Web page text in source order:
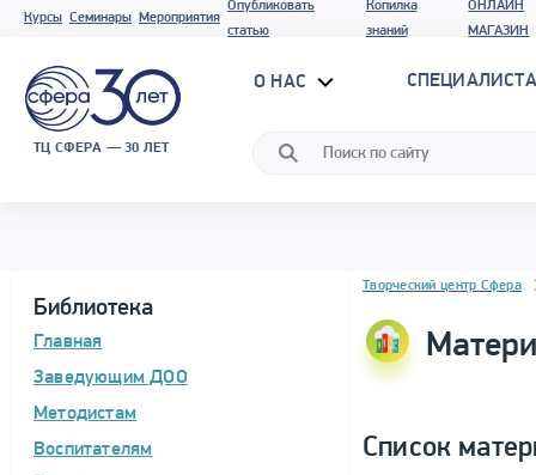
Курсы Семинары Мероприятия
Опубликовать
статью
Копилка
знаний
ОНЛАЙН
МАГАЗИН
ТЦ СФЕРА — 30 ЛЕТ
О НАС
Библиотека
Главная
Заведующим ДОО
Методистам
Воспитателям
Блок новостей
Творческий центр Сфера
Список